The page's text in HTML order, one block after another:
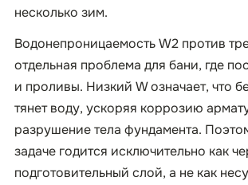
несколько зим.
Водонепроницаемость W2 против
отдельная проблема для бани, где
и проливы. Низкий W означает, что
тянет воду, ускоряя коррозию
разрушение тела фундамента.
задаче годится исключительно как
подготовительный слой, а не как